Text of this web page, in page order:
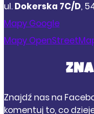
ul. Dokerska 7C/D,
Mapy Google
Mapy
Znajdź nas na
komentuj to, co